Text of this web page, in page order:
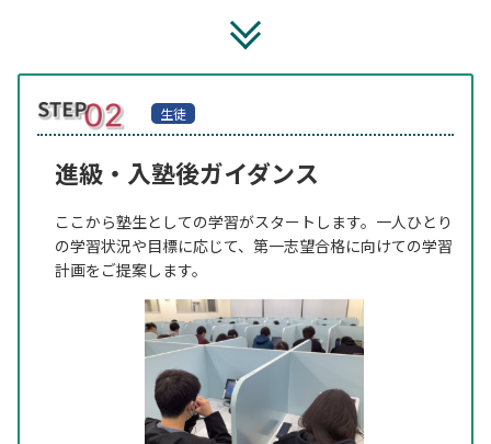
生徒
進級・入塾後ガイダンス
ここから塾生としての学習がスタートします。一人ひとり
の学習状況や目標に応じて、第一志望合格に向けての学習
計画をご提案します。